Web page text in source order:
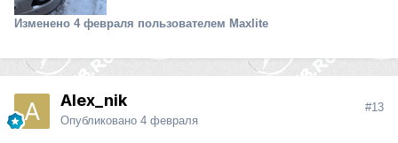
Изменено 4 февраля пользователем Maxlite
Alex_nik
Опубликовано 4 февраля
#13